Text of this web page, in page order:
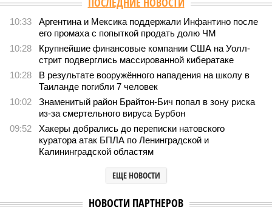
Vision)
Как бы мы ни старались, достигнуть бессмертия у человека не
получится никогда, даже при самых совершенных технологиях и
самой совершенной медицине. Точку в многолетних дебатах о
долголетии поставило новое исследование российских учёных: в
теории максимальный предел жизни – 194 года. Но и этот
возраст практически вряд ли достижим – во всём виноваты
мутации ДНК.
Сюжет:Здоровье
Cell.com, были описаны 12 признаков старения. К ним